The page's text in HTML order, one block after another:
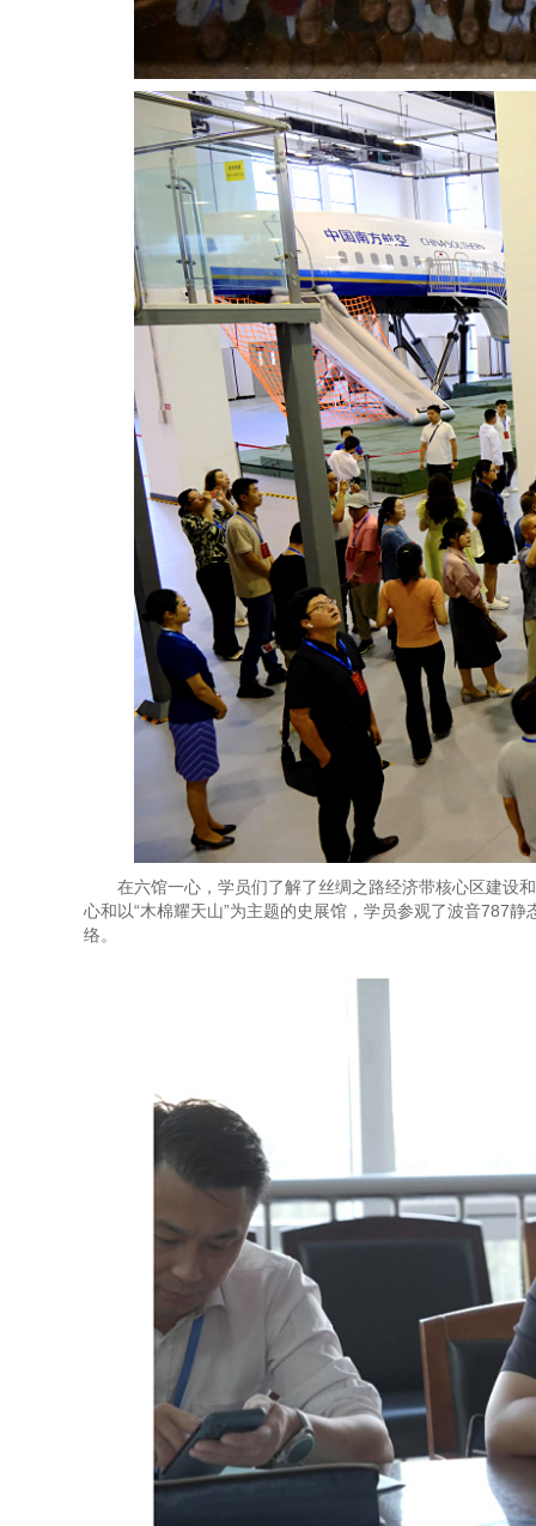
在六馆一心，学员们了解了丝绸之路经济带核心区建设
心和以“木棉耀天山”为主题的史展馆，学员参观了波音787
络。